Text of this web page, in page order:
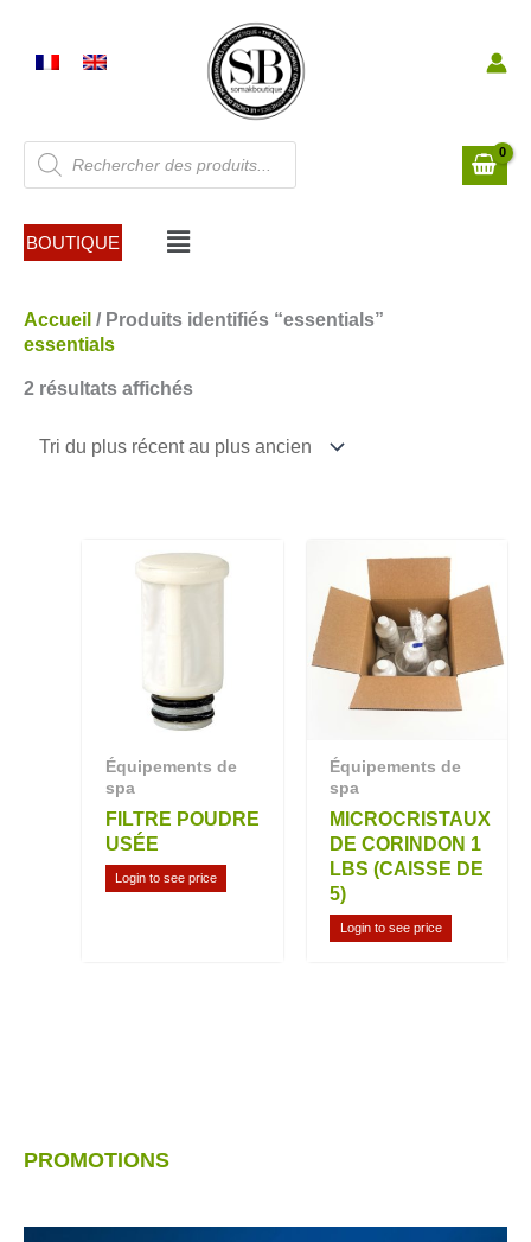
contenu
Recherche
de
produits
BOUTIQUE Menu
PROMOTIONS
Accueil / Produits identifiés “essentials”
essentials
2 résultats affichés
Trié
récent
plus
Équipements de
spa
FILTRE POUDRE
USÉE
Login to see price
Équipements de
spa
MICROCRISTAUX
DE CORINDON 1
LBS (CAISSE DE
5)
Login to see price